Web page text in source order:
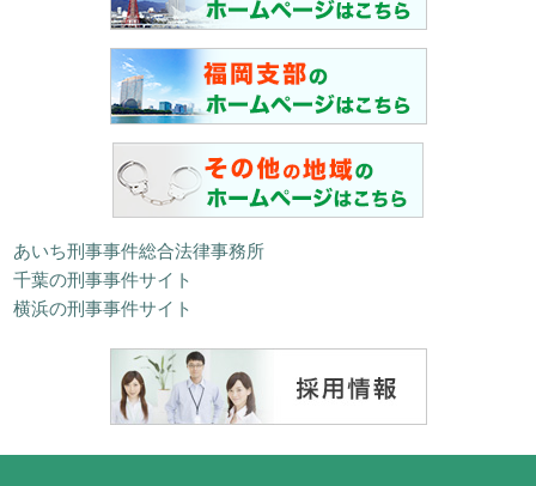
あいち刑事事件総合法律事務所
千葉の刑事事件サイト
横浜の刑事事件サイト